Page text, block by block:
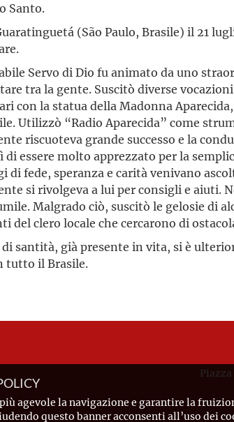
Santo.
(São Paulo, Brasile) il 21
Servo di Dio fu animato da uno
tra la gente. Suscitò diverse
con la statua della Madonna
Utilizzò “Radio Aparecida” come
riscuoteva grande successo e la
di essere molto apprezzato per la
di fede, speranza e carità venivano
si rivolgeva a lui per consigli e aiuti.
Malgrado ciò, suscitò le gelosie di
del clero locale che cercarono di
di santità, già presente in vita, si è
tutto il Brasile.
agevole la navigazione e garantire la
questo banner acconsenti all’uso dei